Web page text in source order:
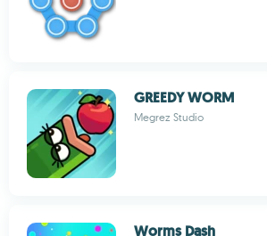
GREEDY WORM
Megrez Studio
Worms Dash